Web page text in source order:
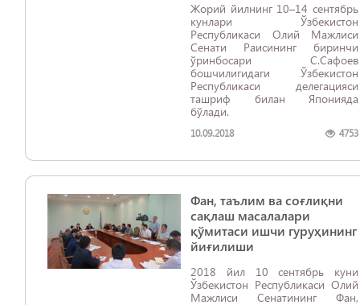
Жорий йилнинг 10–14 сентябрь
кунлари Ўзбекистон
Республикаси Олий Мажлиси
Сенати Раисининг биринчи
ўринбосари С.Сафоев
бошчилигидаги Ўзбекистон
Республикаси делегацияси
ташриф билан Японияда
бўлади.
10.09.2018 4753
Фан, таълим ва соғлиқни
сақлаш масалалари
қўмитаси ишчи гуруҳининг
йиғилиши
2018 йил 10 сентябрь куни
Ўзбекистон Республикаси Олий
Мажлиси Сенатининг Фан,